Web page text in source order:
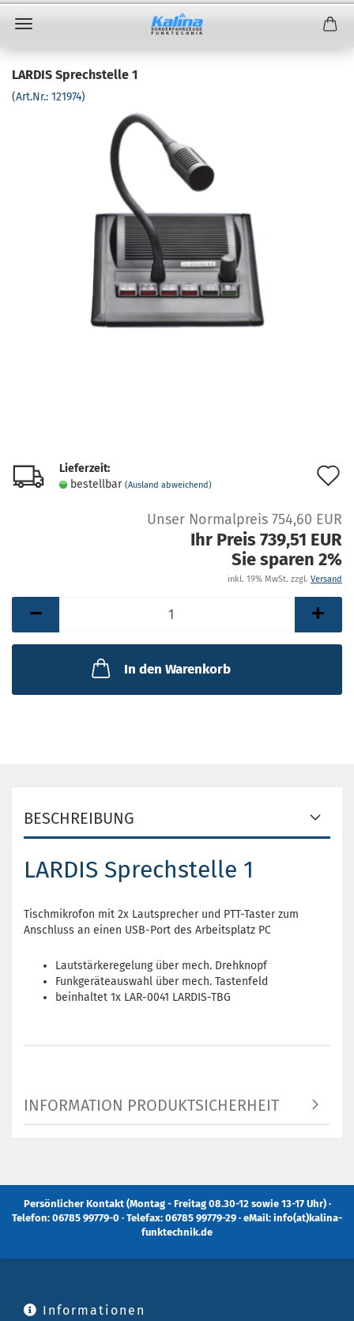
LARDIS Sprechstelle 1
(Art.Nr.: 121974)
Lieferzeit:
bestellbar (Ausland abweichend)
Unser Normalpreis 754,60 EUR
Ihr Preis 739,51 EUR
Sie sparen 2%
inkl. 19% MwSt. zzgl. Versand
In den Warenkorb
BESCHREIBUNG
LARDIS Sprechstelle 1
Tischmikrofon mit 2x Lautsprecher und PTT-Taster zum
Anschluss an einen USB-Port des Arbeitsplatz PC
Lautstärkeregelung über mech. Drehknopf
Funkgeräteauswahl über mech. Tastenfeld
beinhaltet 1x LAR-0041 LARDIS-TBG
INFORMATION PRODUKTSICHERHEIT
Persönlicher Kontakt (Montag - Freitag 08.30-12 sowie 13-17 Uhr) ·
Telefon: 06785 99779-0 · Telefax: 06785 99779-29 · eMail: info(at)kalina-
funktechnik.de
Informationen